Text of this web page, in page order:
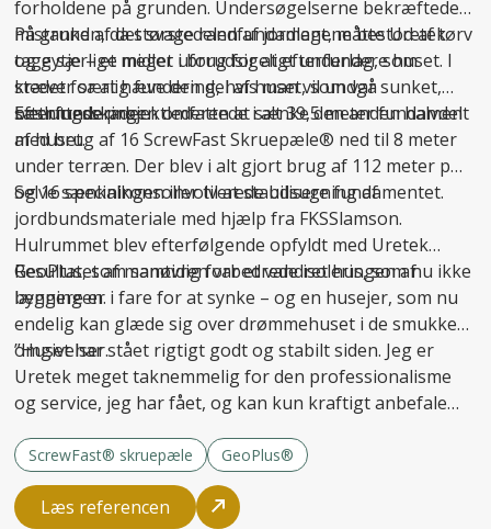
forholdene på grunden. Undersøgelserne bekræftede
mistanken, da størstedelen af jordlagene bestod af tørv
og gytje – et meget uforudsigeligt underlag, som
kræver særlig fundering, hvis man vil undgå
sætningsskader.
På grund af det svage randfundament, måtte Uretek
tage særlige midler i brug for atefterfunderehuset. I
stedet for at hæve den del af huset, som var sunket,
besluttede projektlederen at sænke den anden halvdel
af huset.
Efterfunderingen omfattede i alt 39,5 meter fundament
med brug af 16 ScrewFast Skruepæle® ned til 8 meter
under terræn. Der blev i alt gjort brug af 112 meter pæl
og 16 specialkonsoller til atstabilisere fundamentet.
Selve sænkningen involverede udsugning af
jordbundsmateriale med hjælp fra FKSSlamson.
Hulrummet blev efterfølgende opfyldt med Uretek
GeoPlus, som samtidig forbedrede isoleringen af
bygningen.
Resultatet af manøvren var et vandret hus, som nu ikke
længere er i fare for at synke – og en husejer, som nu
endelig kan glæde sig over drømmehuset i de smukke
omgivelser.
”Huset har stået rigtigt godt og stabilt siden. Jeg er
Uretek meget taknemmelig for den professionalisme
og service, jeg har fået, og kan kun kraftigt anbefale
ScrewFast® skruepæle GeoPlus®
Læs referencen